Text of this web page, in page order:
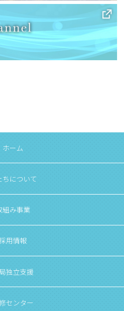
ホーム
ちについて
組み事業
用情報
独立支援
センター